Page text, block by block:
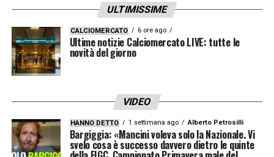
ULTIMISSIME
CALCIOMERCATO 6 ore ago
Ultime notizie Calciomercato LIVE: tutte le
novità del giorno
VIDEO
HANNO DETTO 1 settimana ago Alberto Petrosilli
Bargiggia: «Mancini voleva solo la Nazionale. Vi
svelo cosa è successo davvero dietro le quinte